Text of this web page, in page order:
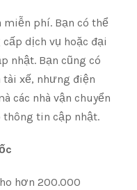
miễn phí. Bạn có thể
dịch vụ hoặc đại
nhật. Bạn cũng có
xế, nhưng điện
các nhà vận chuyển
tin cập nhật.
hơn 200.000